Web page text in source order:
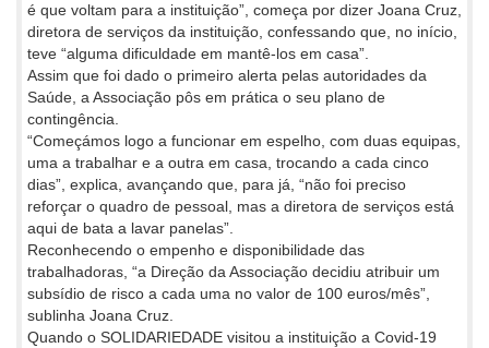
é que voltam para a instituição”, começa por dizer Joana Cruz,
diretora de serviços da instituição, confessando que, no início,
teve “alguma dificuldade em mantê-los em casa”.
Assim que foi dado o primeiro alerta pelas autoridades da
Saúde, a Associação pôs em prática o seu plano de
contingência.
“Começámos logo a funcionar em espelho, com duas equipas,
uma a trabalhar e a outra em casa, trocando a cada cinco
dias”, explica, avançando que, para já, “não foi preciso
reforçar o quadro de pessoal, mas a diretora de serviços está
aqui de bata a lavar panelas”.
Reconhecendo o empenho e disponibilidade das
trabalhadoras, “a Direção da Associação decidiu atribuir um
subsídio de risco a cada uma no valor de 100 euros/mês”,
sublinha Joana Cruz.
Quando o SOLIDARIEDADE visitou a instituição a Covid-19